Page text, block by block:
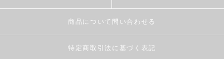
商品について問い合わせる
特定商取引法に基づく表記